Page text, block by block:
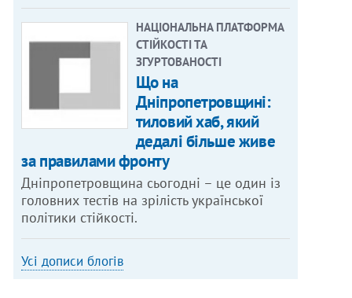
НАЦІОНАЛЬНА ПЛАТФОРМА
СТІЙКОСТІ ТА
ЗГУРТОВАНОСТІ
Що на
Дніпропетровщині:
тиловий хаб, який
дедалі більше живе
за правилами фронту
Дніпропетровщина сьогодні – це один із
головних тестів на зрілість української
політики стійкості.
Усі дописи блогів